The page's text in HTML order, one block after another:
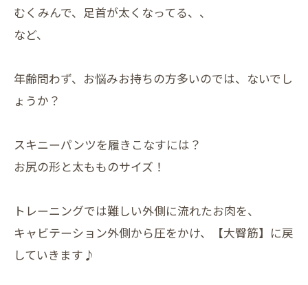
むくみんで、足首が太くなってる、、
など、
年齢問わず、お悩みお持ちの方多いのでは、ないでし
ょうか？
スキニーパンツを履きこなすには？
お尻の形と太もものサイズ！
トレーニングでは難しい外側に流れたお肉を、
キャビテーション外側から圧をかけ、【大臀筋】に戻
していきます♪